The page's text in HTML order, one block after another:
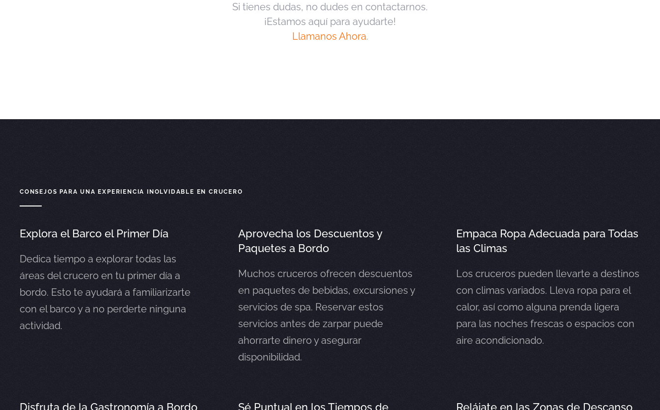
Si tienes dudas, no dudes en contactarnos.
¡Estamos aquí para ayudarte!
Llamanos Ahora.
CONSEJOS PARA UNA EXPERIENCIA INOLVIDABLE EN CRUCERO
Explora el Barco el Primer Día
Dedica tiempo a explorar todas las
áreas del crucero en tu primer día a
bordo. Esto te ayudará a familiarizarte
con el barco y a no perderte ninguna
actividad.
Aprovecha los Descuentos y
Paquetes a Bordo
Muchos cruceros ofrecen descuentos
en paquetes de bebidas, excursiones y
servicios de spa. Reservar estos
servicios antes de zarpar puede
ahorrarte dinero y asegurar
disponibilidad.
Empaca Ropa Adecuada para Todas
las Climas
Los cruceros pueden llevarte a destinos
con climas variados. Lleva ropa para el
calor, así como alguna prenda ligera
para las noches frescas o espacios con
aire acondicionado.
Disfruta de la Gastronomía a Bordo Sé Puntual en los Tiempos de Relájate en las Zonas de Descanso